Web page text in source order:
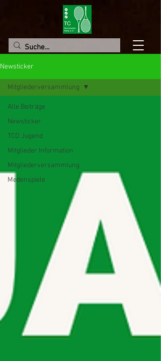
Newsticker
Alle Beiträge
Newsticker
TCD Jugend
Mitglieder Information
Mitgliederversammlung
Medenspiele
Mitgliederversammlung